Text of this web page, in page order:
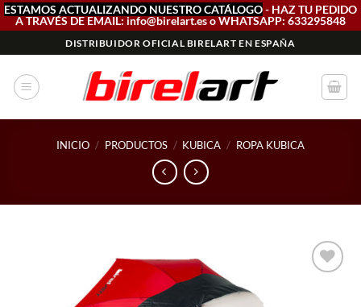
ESTAMOS ACTUALIZANDO NUESTRO CATÁLOGO- HAZ TU PEDIDO
A TRAVÉS DE EMAIL: info@birelart.es o WHATSAPP: 633295848
al
contenido
DISTRIBUIDOR OFICIAL BIRELART EN ESPAÑA
INICIO / PRODUCTOS / KUBICA / ROPA KUBICA